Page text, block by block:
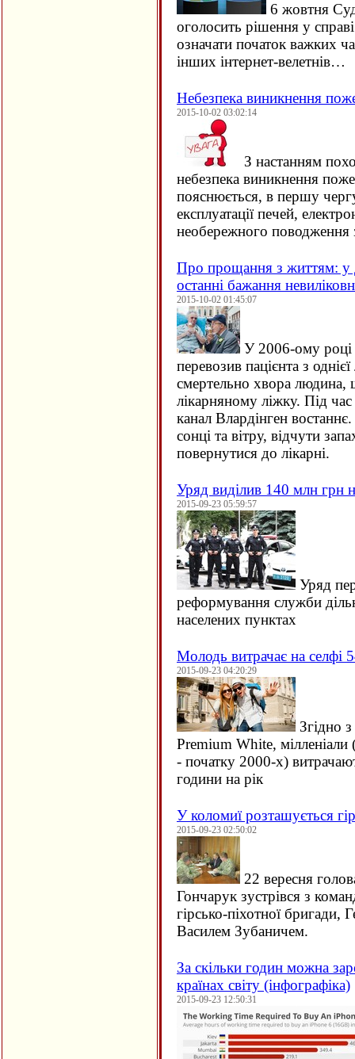
6 жовтня
оголосить рішення у
означати початок важких
інших інтернет-велетнів…
Небезпека виникнення
2015-10-02 03:02:14
З настанням
небезпека виникнення
пояснюється, в першу
експлуатації печей,
необережного поводження
Про прощання з життям: у
останні бажання
2015-10-02 01:45:07
У 2006-ому році
перевозив пацієнта з
смертельно хвора людина,
лікарняному ліжку. Під
канал Влардінген
сонці та вітру, відчути
повернутися до лікарні.
Уряд виділив 140 млн грн
2015-09-23 05:59:57
Уряд
реформування служби
населених пунктах
Молодь витрачає на селфі
2015-09-23 04:20:29
Згідно
Premium White,
- початку 2000-х)
години на рік
У коломиї розташується
2015-09-23 02:50:02
22 вересня
Гончарук зустрівся з
гірсько-піхотної бригади,
Василем Зубаничем.
За скільки годин можна
країнах світу (інфографіка)
2015-09-23 12:50:31